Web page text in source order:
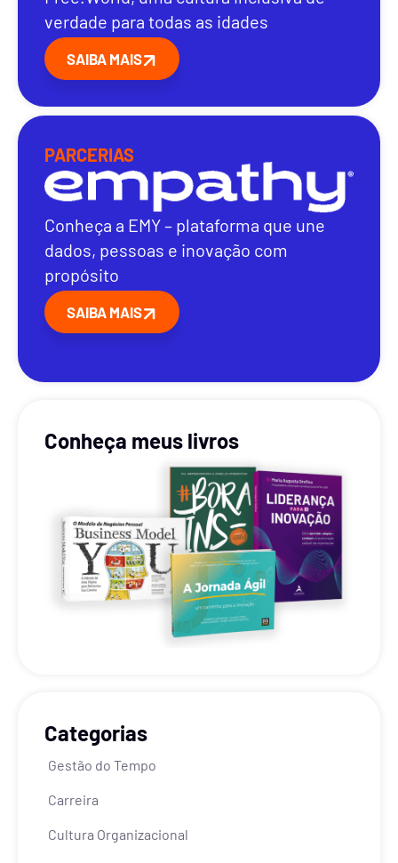
verdade para todas as idades
SAIBA MAIS
PARCERIAS
Conheça a EMY – plataforma que une
dados, pessoas e inovação com
propósito
SAIBA MAIS
Conheça meus livros
Categorias
Gestão do Tempo
Carreira
Cultura Organizacional